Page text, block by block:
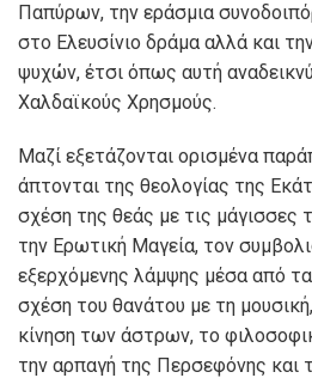
Παπύρων, την εράσμια
στο Ελευσίνιο δράμα αλλά και
ψυχών, έτσι όπως αυτή
Χαλδαϊκούς Χρησμούς.
Μαζί εξετάζονται ορισμένα
άπτονται της θεολογίας της
σχέση της θεάς με τις μάγισσες
την Ερωτική Μαγεία, τον
εξερχόμενης λάμψης μέσα από
σχέση του θανάτου με τη
κίνηση των άστρων, το
την αρπαγή της Περσεφόνης και